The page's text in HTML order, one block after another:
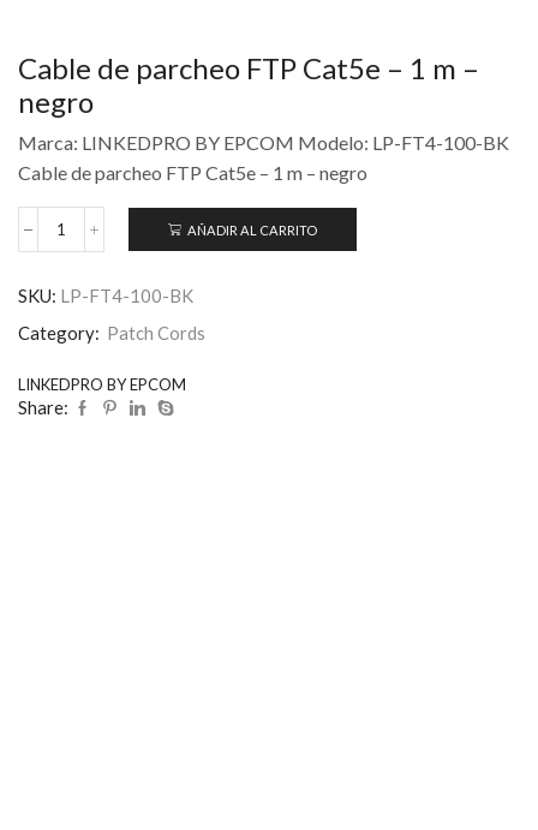
Cable de parcheo FTP Cat5e – 1 m –
negro
Marca: LINKEDPRO BY EPCOM Modelo: LP-FT4-100-BK
Cable de parcheo FTP Cat5e – 1 m – negro
AÑADIR AL CARRITO
SKU: LP-FT4-100-BK
Category: Patch Cords
LINKEDPRO BY EPCOM
Share: